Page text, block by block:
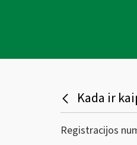
Kada ir
Registracijos